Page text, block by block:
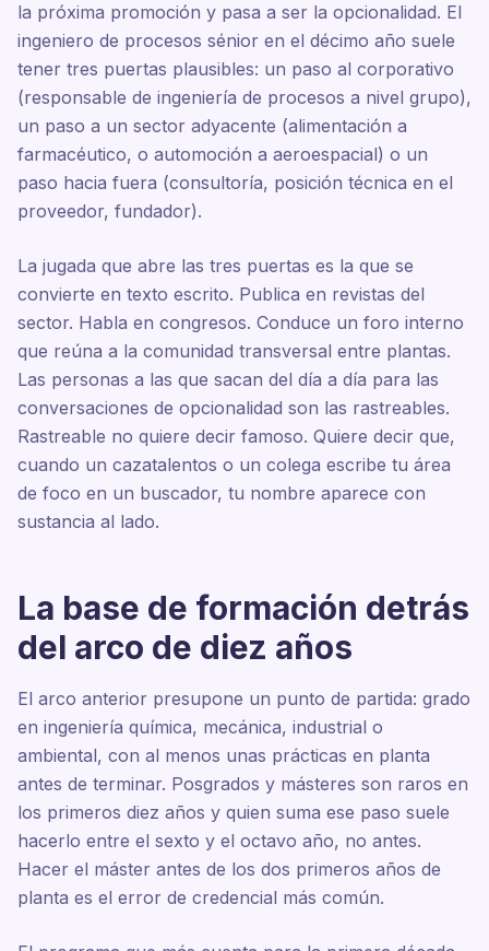
la próxima promoción y pasa a ser la opcionalidad. El
ingeniero de procesos sénior en el décimo año suele
tener tres puertas plausibles: un paso al corporativo
(responsable de ingeniería de procesos a nivel grupo),
un paso a un sector adyacente (alimentación a
farmacéutico, o automoción a aeroespacial) o un
paso hacia fuera (consultoría, posición técnica en el
proveedor, fundador).
La jugada que abre las tres puertas es la que se
convierte en texto escrito. Publica en revistas del
sector. Habla en congresos. Conduce un foro interno
que reúna a la comunidad transversal entre plantas.
Las personas a las que sacan del día a día para las
conversaciones de opcionalidad son las rastreables.
Rastreable no quiere decir famoso. Quiere decir que,
cuando un cazatalentos o un colega escribe tu área
de foco en un buscador, tu nombre aparece con
sustancia al lado.
La base de formación detrás
del arco de diez años
El arco anterior presupone un punto de partida: grado
en ingeniería química, mecánica, industrial o
ambiental, con al menos unas prácticas en planta
antes de terminar. Posgrados y másteres son raros en
los primeros diez años y quien suma ese paso suele
hacerlo entre el sexto y el octavo año, no antes.
Hacer el máster antes de los dos primeros años de
planta es el error de credencial más común.